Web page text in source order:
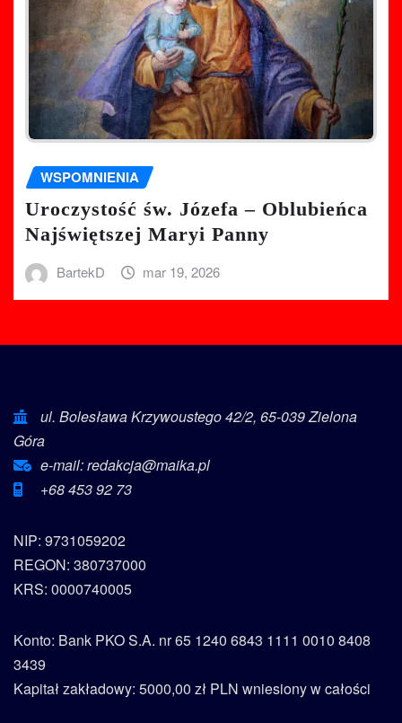
WSPOMNIENIA
Uroczystość św. Józefa – Oblubieńca
Najświętszej Maryi Panny
BartekD mar 19, 2026
ul. Bolesława Krzywoustego 42/2, 65-039 Zielona
Góra
e-mail: redakcja@maika.pl
+68 453 92 73
NIP: 9731059202
REGON: 380737000
KRS: 0000740005
Konto: Bank PKO S.A. nr 65 1240 6843 1111 0010 8408
3439
Kapitał zakładowy: 5000,00 zł PLN wniesiony w całości